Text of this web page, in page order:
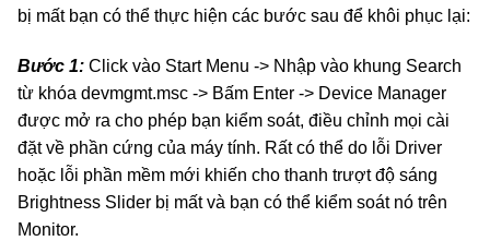
bị mất bạn có thể thực hiện các bước sau để khôi phục lại:
Bước 1: Click vào Start Menu -> Nhập vào khung Search
từ khóa devmgmt.msc -> Bấm Enter -> Device Manager
được mở ra cho phép bạn kiểm soát, điều chỉnh mọi cài
đặt về phần cứng của máy tính. Rất có thể do lỗi Driver
hoặc lỗi phần mềm mới khiến cho thanh trượt độ sáng
Brightness Slider bị mất và bạn có thể kiểm soát nó trên
Monitor.